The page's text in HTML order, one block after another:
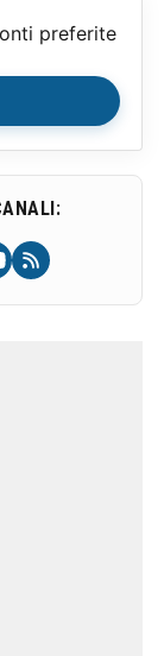
preferite